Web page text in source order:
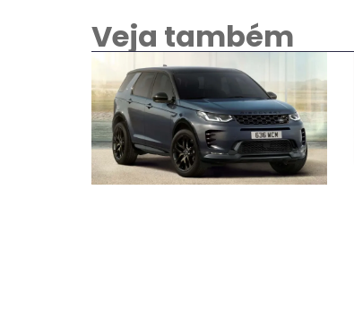
Veja também